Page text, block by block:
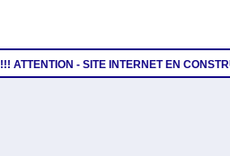
!!! ATTENTION - SITE INTERNET EN